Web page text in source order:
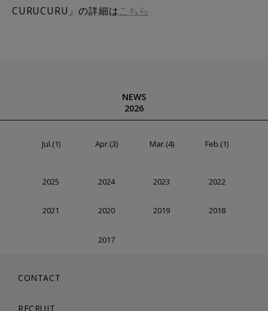
CURUCURU」の詳細はこちら
NEWS
2026
Jul.(1) Apr.(3) Mar.(4) Feb.(1)
2025 2024 2023 2022
2021 2020 2019 2018
2017
CONTACT
RECRUIT